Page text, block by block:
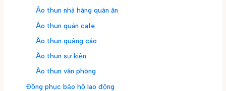
Áo thun nhà hàng quán ăn
Áo thun quán cafe
Áo thun quảng cáo
Áo thun sự kiện
Áo thun văn phòng
Đồng phục bảo hộ lao động